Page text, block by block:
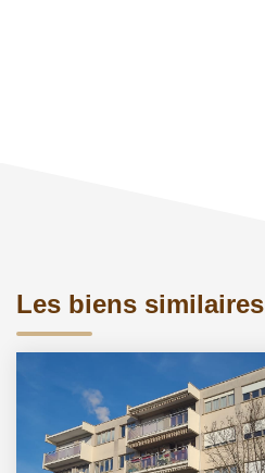
Les biens similaires